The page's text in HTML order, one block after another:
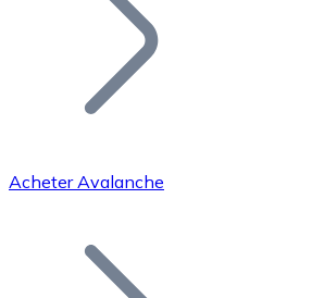
Bitcoin
Acheter Avalanche